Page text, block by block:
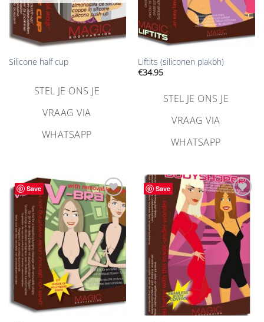
Silicone half cup
STEL JE ONS JE
VRAAG VIA
WHATSAPP
Liftits (siliconen plakbh)
€34.95
STEL JE ONS JE
VRAAG VIA
WHATSAPP
Save
Aan
verlanglijst
toevoegen
Save
Aan
verlanglijst
toevoegen